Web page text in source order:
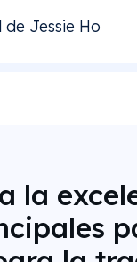
Jessie Ho
la